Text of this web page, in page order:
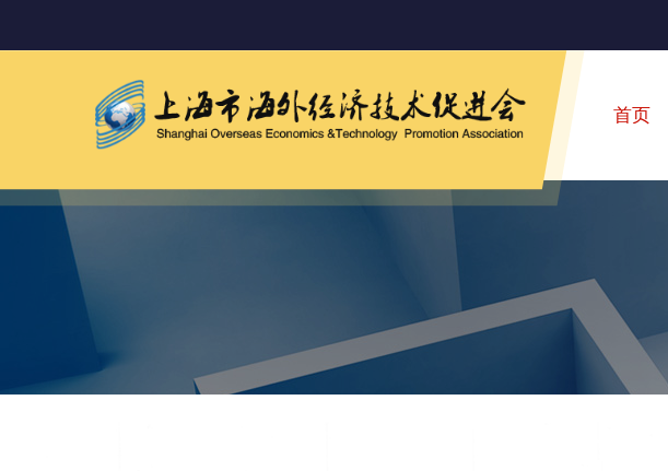
首页